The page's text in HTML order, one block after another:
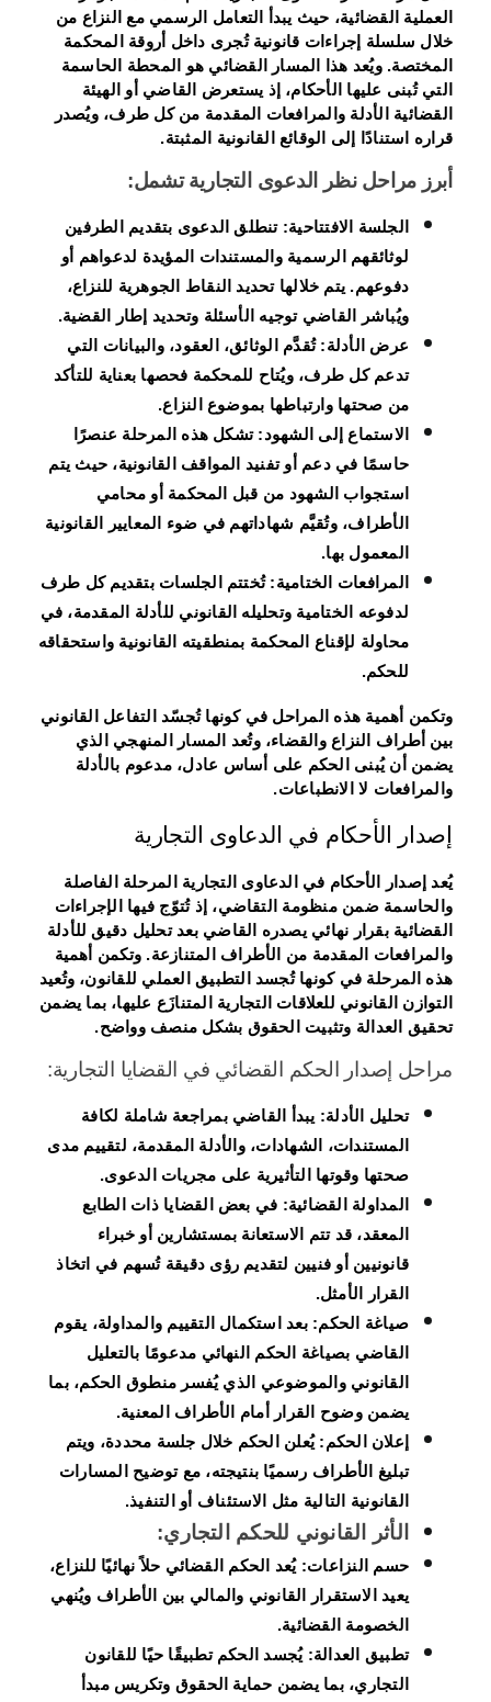
العملية القضائية، حيث يبدأ التعامل الرسمي مع النزاع من
خلال سلسلة إجراءات قانونية تُجرى داخل أروقة المحكمة
المختصة. ويُعد هذا المسار القضائي هو المحطة الحاسمة
التي تُبنى عليها الأحكام، إذ يستعرض القاضي أو الهيئة
القضائية الأدلة والمرافعات المقدمة من كل طرف، ويُصدر
قراره استنادًا إلى الوقائع القانونية المثبتة.
أبرز مراحل نظر الدعوى التجارية تشمل:
الجلسة الافتتاحية: تنطلق الدعوى بتقديم الطرفين
لوثائقهم الرسمية والمستندات المؤيدة لدعواهم أو
دفوعهم. يتم خلالها تحديد النقاط الجوهرية للنزاع،
ويُباشر القاضي توجيه الأسئلة وتحديد إطار القضية.
عرض الأدلة: تُقدَّم الوثائق، العقود، والبيانات التي
تدعم كل طرف، ويُتاح للمحكمة فحصها بعناية للتأكد
من صحتها وارتباطها بموضوع النزاع.
الاستماع إلى الشهود: تشكل هذه المرحلة عنصرًا
حاسمًا في دعم أو تفنيد المواقف القانونية، حيث يتم
استجواب الشهود من قبل المحكمة أو محامي
الأطراف، وتُقيَّم شهاداتهم في ضوء المعايير القانونية
المعمول بها.
المرافعات الختامية: تُختتم الجلسات بتقديم كل طرف
لدفوعه الختامية وتحليله القانوني للأدلة المقدمة، في
محاولة لإقناع المحكمة بمنطقيته القانونية واستحقاقه
للحكم.
وتكمن أهمية هذه المراحل في كونها تُجسّد التفاعل القانوني
بين أطراف النزاع والقضاء، وتُعد المسار المنهجي الذي
يضمن أن يُبنى الحكم على أساس عادل، مدعوم بالأدلة
والمرافعات لا الانطباعات.
إصدار الأحكام في الدعاوى التجارية
يُعد إصدار الأحكام في الدعاوى التجارية المرحلة الفاصلة
والحاسمة ضمن منظومة التقاضي، إذ تُتوّج فيها الإجراءات
القضائية بقرار نهائي يصدره القاضي بعد تحليل دقيق للأدلة
والمرافعات المقدمة من الأطراف المتنازعة. وتكمن أهمية
هذه المرحلة في كونها تُجسد التطبيق العملي للقانون، وتُعيد
التوازن القانوني للعلاقات التجارية المتنازَع عليها، بما يضمن
تحقيق العدالة وتثبيت الحقوق بشكل منصف وواضح.
مراحل إصدار الحكم القضائي في القضايا التجارية:
تحليل الأدلة: يبدأ القاضي بمراجعة شاملة لكافة
المستندات، الشهادات، والأدلة المقدمة، لتقييم مدى
صحتها وقوتها التأثيرية على مجريات الدعوى.
المداولة القضائية: في بعض القضايا ذات الطابع
المعقد، قد تتم الاستعانة بمستشارين أو خبراء
قانونيين أو فنيين لتقديم رؤى دقيقة تُسهم في اتخاذ
القرار الأمثل.
صياغة الحكم: بعد استكمال التقييم والمداولة، يقوم
القاضي بصياغة الحكم النهائي مدعومًا بالتعليل
القانوني والموضوعي الذي يُفسر منطوق الحكم، بما
يضمن وضوح القرار أمام الأطراف المعنية.
إعلان الحكم: يُعلن الحكم خلال جلسة محددة، ويتم
تبليغ الأطراف رسميًا بنتيجته، مع توضيح المسارات
القانونية التالية مثل الاستئناف أو التنفيذ.
الأثر القانوني للحكم التجاري:
حسم النزاعات:يُعد الحكم القضائي حلاً نهائيًا للنزاع،
يعيد الاستقرار القانوني والمالي بين الأطراف ويُنهي
الخصومة القضائية.
تطبيق العدالة: يُجسد الحكم تطبيقًا حيًا للقانون
التجاري، بما يضمن حماية الحقوق وتكريس مبدأ